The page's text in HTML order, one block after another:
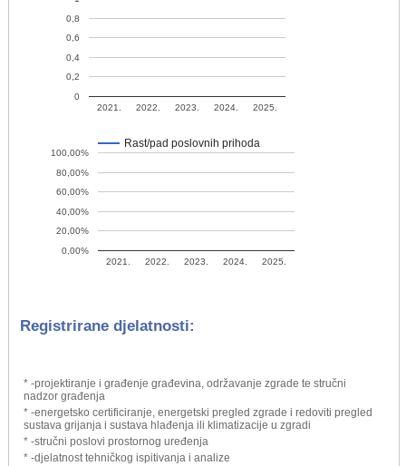
2021. 2022. 2023. 2024. 2025.
0
0,2
0,4
0,6
0,8
Rast/pad poslovnih prihoda
2021. 2022. 2023. 2024. 2025.
0,00%
20,00%
40,00%
60,00%
80,00%
100,00%
Registrirane djelatnosti:
* -projektiranje i građenje građevina, održavanje zgrade te stručni
nadzor građenja
* -energetsko certificiranje, energetski pregled zgrade i redoviti pregled
sustava grijanja i sustava hlađenja ili klimatizacije u zgradi
* -stručni poslovi prostornog uređenja
* -djelatnost tehničkog ispitivanja i analize